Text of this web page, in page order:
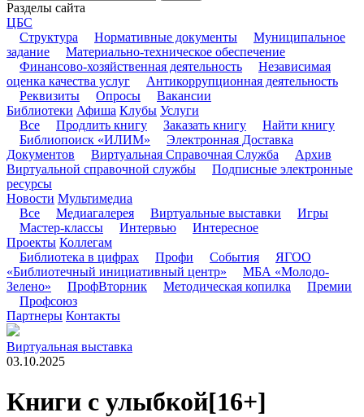
Разделы сайта
ЦБС
Структура
Нормативные документы
Муниципальное
задание
Материально-техническое обеспечение
Финансово-хозяйственная деятельность
Независимая
оценка качества услуг
Антикоррупционная деятельность
Реквизиты
Опросы
Вакансии
Библиотеки Афиша Клубы Услуги
Все
Продлить книгу Заказать книгу
Найти книгу
Библиопоиск «ИЛИМ»
Электронная Доставка
Документов
Виртуальная Справочная Служба
Архив
Виртуальной справочной службы
Подписные электронные
ресурсы
Новости Мультимедиа
Все
Медиагалерея Виртуальные выставки
Игры
Мастер-классы
Интервью
Интересное
Проекты Коллегам
Библиотека в цифрах
Профи События
ЯГОО
«Библиотечный инициативный центр»
МБА «Молодо-
Зелено»
ПрофВторник Методическая копилка
Премии
Профсоюз
Партнеры Контакты
Виртуальная выставка
03.10.2025
Книги с улыбкой[16+]